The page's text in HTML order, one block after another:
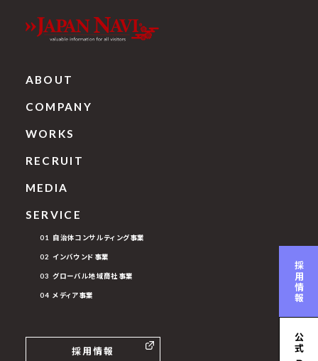
ABOUT
COMPANY
WORKS
RECRUIT
MEDIA
SERVICE
01 自治体コンサルティング事業
02 インバウンド事業
03 グローバル地域商社事業
04 メディア事業
採用情報
採用情報
公式